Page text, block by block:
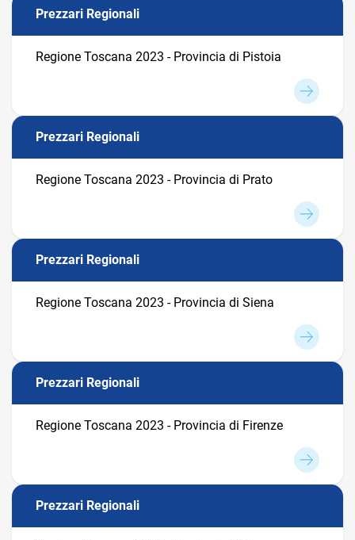
Prezzari Regionali
Regione Toscana 2023 - Provincia di Pistoia
Prezzari Regionali
Regione Toscana 2023 - Provincia di Prato
Prezzari Regionali
Regione Toscana 2023 - Provincia di Siena
Prezzari Regionali
Regione Toscana 2023 - Provincia di Firenze
Prezzari Regionali